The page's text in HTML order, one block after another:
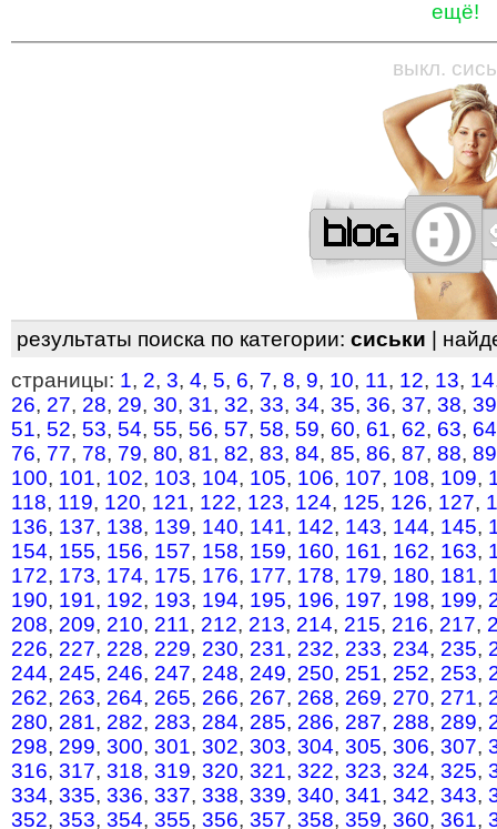
ещё!
—————————————————
выкл.
результаты поиска по категории: сиськи |
страницы: 1, 2, 3, 4, 5, 6, 7, 8, 9, 10, 11, 12, 13, 14
26, 27, 28, 29, 30, 31, 32, 33, 34, 35, 36, 37, 38, 39
51, 52, 53, 54, 55, 56, 57, 58, 59, 60, 61, 62, 63, 64
76, 77, 78, 79, 80, 81, 82, 83, 84, 85, 86, 87, 88, 89
100, 101, 102, 103, 104, 105, 106, 107, 108, 109,
118, 119, 120, 121, 122, 123, 124, 125, 126, 127,
136, 137, 138, 139, 140, 141, 142, 143, 144, 145,
154, 155, 156, 157, 158, 159, 160, 161, 162, 163,
172, 173, 174, 175, 176, 177, 178, 179, 180, 181,
190, 191, 192, 193, 194, 195, 196, 197, 198, 199,
208, 209, 210, 211, 212, 213, 214, 215, 216, 217,
226, 227, 228, 229, 230, 231, 232, 233, 234, 235,
244, 245, 246, 247, 248, 249, 250, 251, 252, 253,
262, 263, 264, 265, 266, 267, 268, 269, 270, 271,
280, 281, 282, 283, 284, 285, 286, 287, 288, 289,
298, 299, 300, 301, 302, 303, 304, 305, 306, 307,
316, 317, 318, 319, 320, 321, 322, 323, 324, 325,
334, 335, 336, 337, 338, 339, 340, 341, 342, 343,
352, 353, 354, 355, 356, 357, 358, 359, 360, 361,